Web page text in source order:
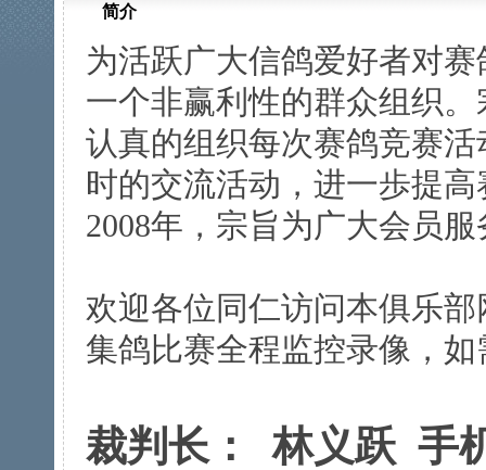
简介
为活跃广大信鸽爱好者对
一个非赢利性的群众组织
认真的组织每次赛鸽竞赛
时的交流活动，进一歩提
2008年，宗旨为广大会员服
欢迎各位同仁访问本俱乐部
集鸽比赛全程监控录像，
裁判长： 林义跃 手